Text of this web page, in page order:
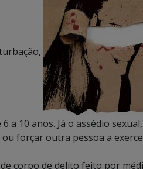
a 10 anos. Já o assédio
forçar outra pessoa a
corpo de delito feito por